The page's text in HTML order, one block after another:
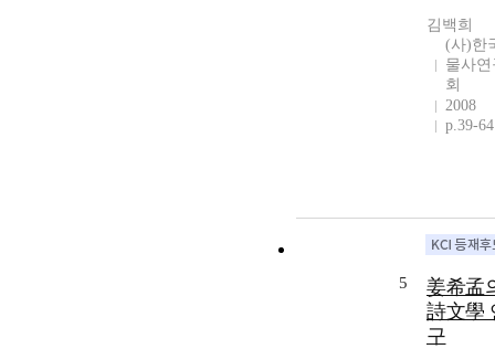
김백희
(사)한
물사연
회
2008
p.39-64
5
姜希孟
詩文學
구